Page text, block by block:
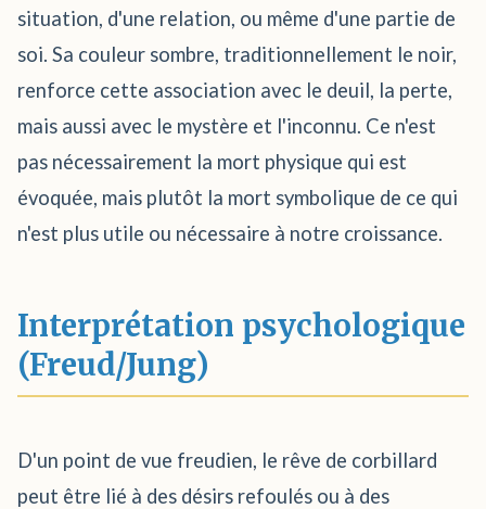
situation, d'une relation, ou même d'une partie de
soi. Sa couleur sombre, traditionnellement le noir,
renforce cette association avec le deuil, la perte,
mais aussi avec le mystère et l'inconnu. Ce n'est
pas nécessairement la mort physique qui est
évoquée, mais plutôt la mort symbolique de ce qui
n'est plus utile ou nécessaire à notre croissance.
Interprétation psychologique
(Freud/Jung)
D'un point de vue freudien, le rêve de corbillard
peut être lié à des désirs refoulés ou à des